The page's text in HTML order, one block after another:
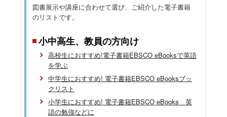
図書展示や講座に合わせて選び、ご紹介した電子書籍
のリストです。
小中高生、教員の方向け
高校生におすすめ!電子書籍EBSCO eBooksで英語
を学ぶ
中学生におすすめ! 電子書籍EBSCO eBooksブッ
クリスト
小学生におすすめ! 電子書籍EBSCO eBooks 英
語の勉強などに